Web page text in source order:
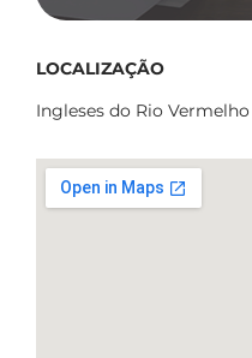
LOCALIZAÇÃO
Ingleses do Rio